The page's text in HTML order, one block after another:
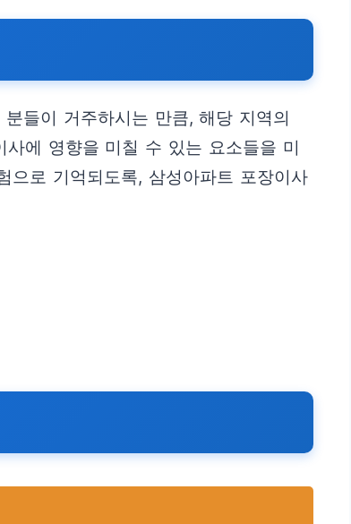
들이 거주하시는 만큼, 해당 지역의
에 영향을 미칠 수 있는 요소들을 미
으로 기억되도록, 삼성아파트 포장이사